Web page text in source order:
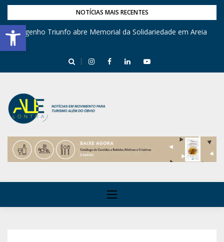
Barra de Ferramentas Aberta
NOTÍCIAS MAIS RECENTES
Engenho Triunfo abre Memorial da Solidariedade em Areia